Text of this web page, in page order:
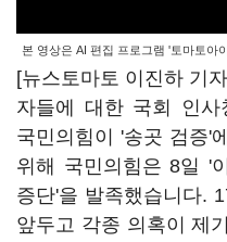
본 영상은 AI 편집 프로그램 '토마토아
[뉴스토마토 이진하 기
자들에 대한 국회 인
국민의힘이 '송곳 검증'
위해 국민의힘은 8일 '
증단'을 발족했습니다.
앞두고 각종 의혹이 제